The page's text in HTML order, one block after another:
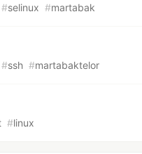
#selinux #martabak
#ssh #martabaktelor
#linux